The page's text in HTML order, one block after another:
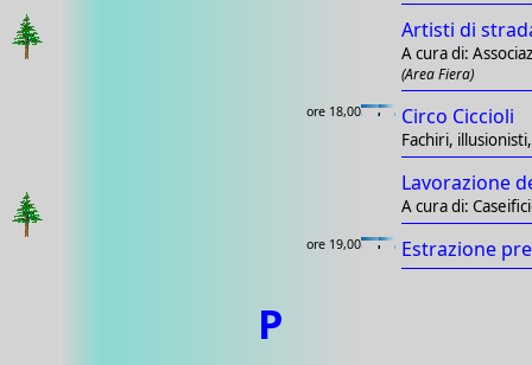
Artisti di
A cura di:
(Area Fiera)
ore 18,00 Circo Ciccioli
Fachiri,
Lavorazione
A cura di:
ore 19,00 Estrazione
P